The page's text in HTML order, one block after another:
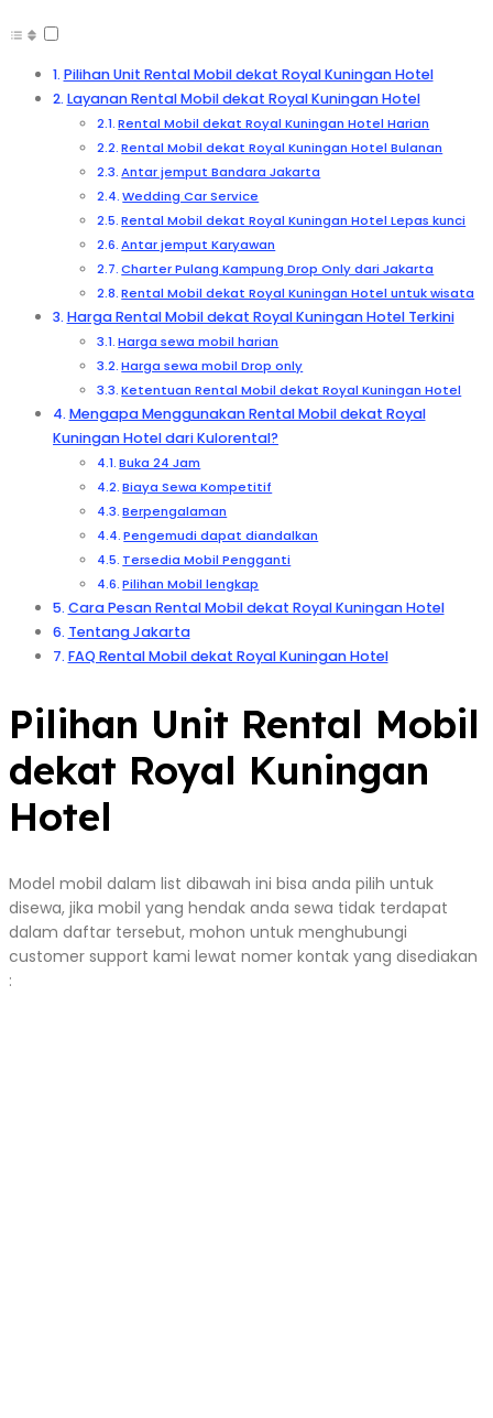
Pilihan Unit Rental Mobil dekat Royal Kuningan Hotel
Layanan Rental Mobil dekat Royal Kuningan Hotel
Rental Mobil dekat Royal Kuningan Hotel Harian
Rental Mobil dekat Royal Kuningan Hotel Bulanan
Antar jemput Bandara Jakarta
Wedding Car Service
Rental Mobil dekat Royal Kuningan Hotel Lepas kunci
Antar jemput Karyawan
Charter Pulang Kampung Drop Only dari Jakarta
Rental Mobil dekat Royal Kuningan Hotel untuk wisata
Harga Rental Mobil dekat Royal Kuningan Hotel Terkini
Harga sewa mobil harian
Harga sewa mobil Drop only
Ketentuan Rental Mobil dekat Royal Kuningan Hotel
Mengapa Menggunakan Rental Mobil dekat Royal
Kuningan Hotel dari Kulorental?
Buka 24 Jam
Biaya Sewa Kompetitif
Berpengalaman
Pengemudi dapat diandalkan
Tersedia Mobil Pengganti
Pilihan Mobil lengkap
Cara Pesan Rental Mobil dekat Royal Kuningan Hotel
Tentang Jakarta
FAQ Rental Mobil dekat Royal Kuningan Hotel
Pilihan Unit Rental Mobil
dekat Royal Kuningan
Hotel
Model mobil dalam list dibawah ini bisa anda pilih untuk
disewa, jika mobil yang hendak anda sewa tidak terdapat
dalam daftar tersebut, mohon untuk menghubungi
customer support kami lewat nomer kontak yang disediakan
: